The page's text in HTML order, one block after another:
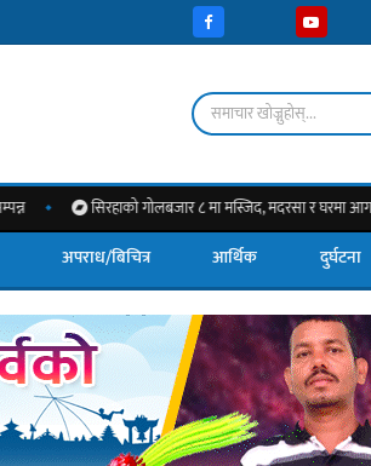
सिरहाको गोलबजार ८ मा मस्जिद, मदरसा र घरमा आगजनी तथा
अपराध/बिचित्र आर्थिक दुर्घटना